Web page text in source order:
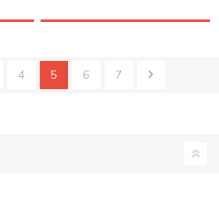
4 5 6 7